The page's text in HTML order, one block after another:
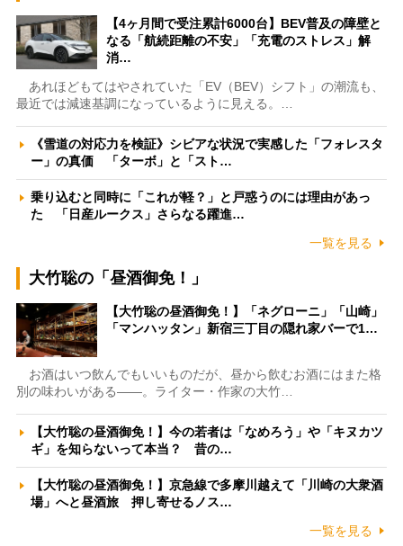
【4ヶ月間で受注累計6000台】BEV普及の障壁と
なる「航続距離の不安」「充電のストレス」解
消…
あれほどもてはやされていた「EV（BEV）シフト」の潮流も、
最近では減速基調になっているように見える。…
《雪道の対応力を検証》シビアな状況で実感した「フォレスタ
ー」の真価 「ターボ」と「スト…
乗り込むと同時に「これが軽？」と戸惑うのには理由があっ
た 「日産ルークス」さらなる躍進…
一覧を見る
大竹聡の「昼酒御免！」
【大竹聡の昼酒御免！】「ネグローニ」「山崎」
「マンハッタン」新宿三丁目の隠れ家バーで1…
お酒はいつ飲んでもいいものだが、昼から飲むお酒にはまた格
別の味わいがある――。ライター・作家の大竹…
【大竹聡の昼酒御免！】今の若者は「なめろう」や「キヌカツ
ギ」を知らないって本当？ 昔の…
【大竹聡の昼酒御免！】京急線で多摩川越えて「川崎の大衆酒
場」へと昼酒旅 押し寄せるノス…
一覧を見る